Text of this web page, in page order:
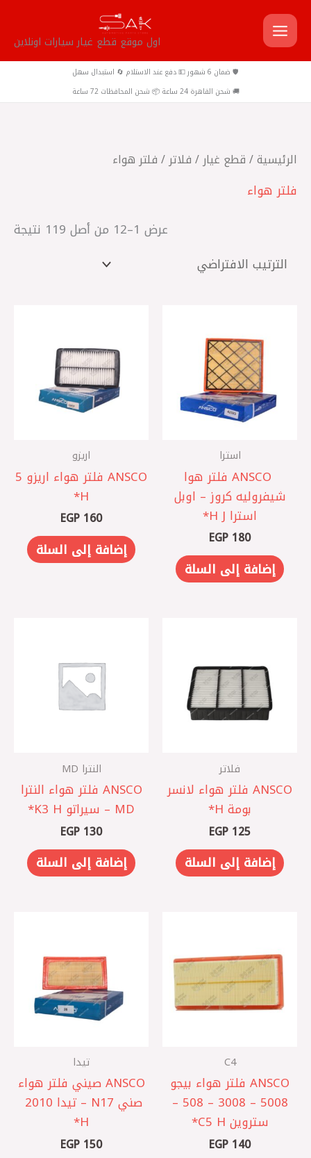
تخطي
إلى
المحتوى
اول موقع قطع غيار سيارات اونلاين
🛡️ ضمان 6 شهور 💵 دفع عند الاستلام 🔄 استبدال سهل
🚚 شحن القاهرة 24 ساعة 📦 شحن المحافظات 72 ساعة
الرئيسية/ قطع غيار/ فلاتر/ فلتر هواء
فلتر هواء
عرض 1–12 من أصل 119 نتيجة
استرا
‏ ANSCO فلتر هوا
شيفروليه كروز – اوبل
استرا J ‏H*
EGP 180
إضافة إلى السلة
اريزو
ANSCO فلتر هواء اريزو 5
EGP 160
إضافة إلى السلة
فلاتر
ANSCO فلتر هواء لانسر
بومة H*
EGP 125
إضافة إلى السلة
النترا MD
ANSCO فلتر هواء النترا
MD – سيراتو K3 H*
EGP 130
إضافة إلى السلة
C4
ANSCO فلتر هواء بيجو
5008 – 3008 – 508 –
ستروين C5 H*
EGP 140
تيدا
ANSCO صيني فلتر هواء
EGP 150